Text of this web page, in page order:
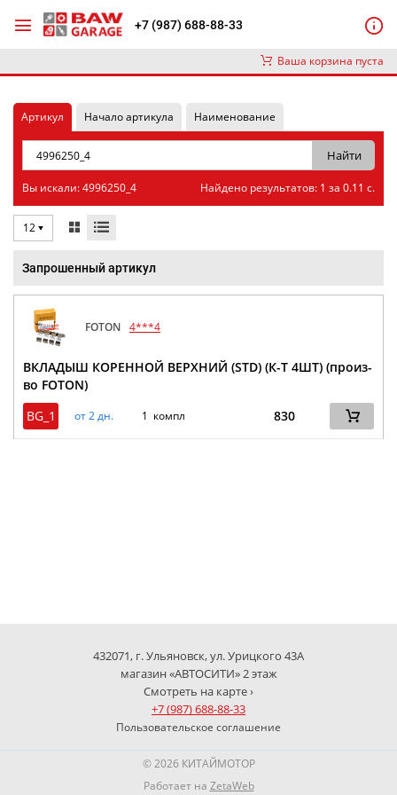
+7 (987) 688-88-33
Ваша корзина пуста
Артикул Начало артикула Наименование
Вы искали: 4996250_4 Найдено результатов: 1 за 0.11 с.
12
Запрошенный артикул
FOTON 4***4
ВКЛАДЫШ КОРЕННОЙ ВЕРХНИЙ (STD) (К-Т 4ШТ) (произ-
во FOTON)
BG_1
от 2 дн. 1 компл 830
432071, г. Ульяновск, ул. Урицкого 43А
магазин «АВТОСИТИ» 2 этаж
Смотреть на карте ›
+7 (987) 688-88-33
Пользовательское соглашение
© 2026 КИТАЙМОТОР
Работает на ZetaWeb